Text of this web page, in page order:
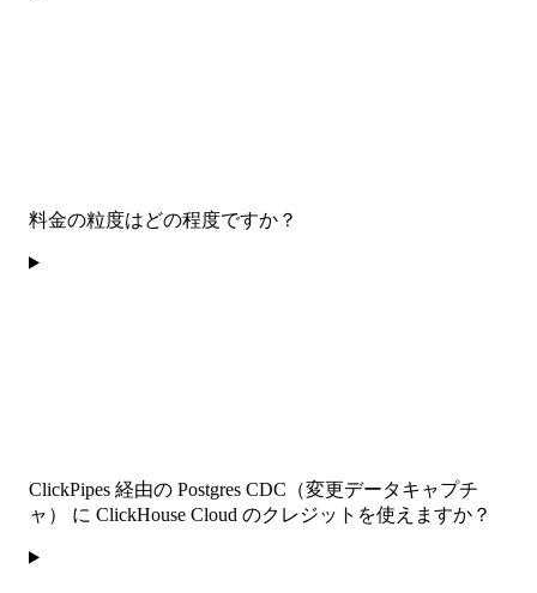
料金の粒度はどの程度ですか？
ClickPipes 経由の Postgres CDC（変更データキャプチ
ャ） に ClickHouse Cloud のクレジットを使えますか？